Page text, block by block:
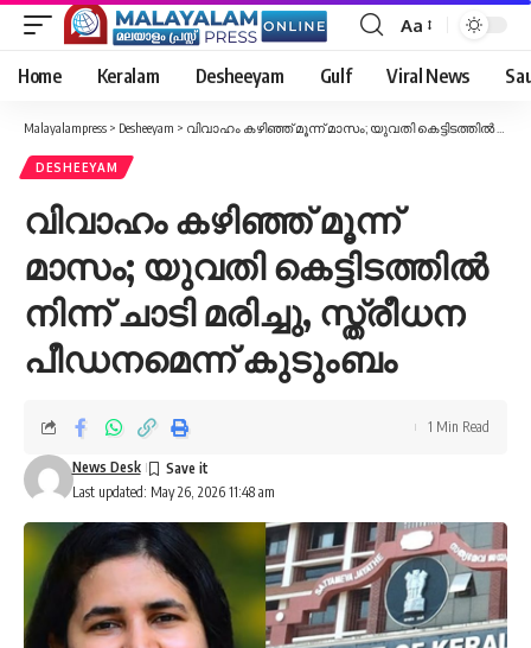
Font
Resizer
Aa
Home Keralam Desheeyam Gulf Viral News
Malayalampress > Desheeyam > വിവാഹം കഴിഞ്ഞ് മൂന്ന് മാസം; യുവതി കെട്ടിടത്തിൽ നിന്ന് ചാടി മരിച്ചു, സ്ത്രീധന പീഡനമെന്ന് കുടുംബം
DESHEEYAM
വിവാഹം കഴിഞ്ഞ് മൂന്ന്
മാസം; യുവതി കെട്ടിടത്തിൽ
നിന്ന് ചാടി മരിച്ചു, സ്ത്രീധന
പീഡനമെന്ന് കുടുംബം
Last updated: May 26, 2026 11:48 am
News Desk
1 Min Read